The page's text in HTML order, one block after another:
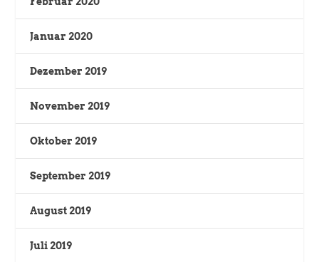
Januar 2020
Dezember 2019
November 2019
Oktober 2019
September 2019
August 2019
Juli 2019